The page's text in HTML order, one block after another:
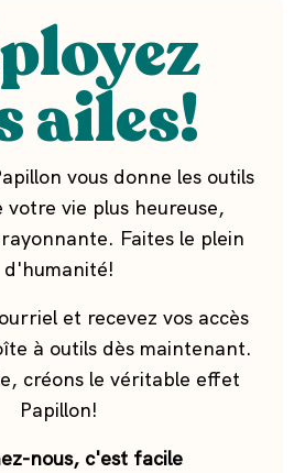
ailes!
vous donne les outils
vie plus heureuse,
Faites le plein
d'humanité!
et recevez vos accès
à outils dès maintenant.
créons le véritable effet
Papillon!
nous, c'est facile